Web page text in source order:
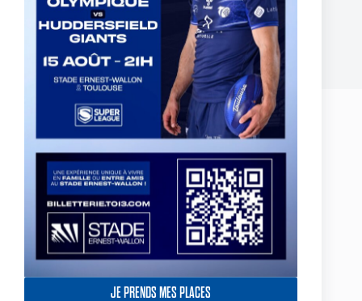
JE PRENDS MES PLACES
CHAMPIONSHIP 2024 – ABONNÉS INDIGO
2 octobre 2024
Laisser un commentaire
Votre adresse e-mail ne sera pas publiée. Les champs obligatoires sont
indiqués avec*